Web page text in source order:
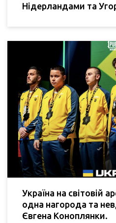
Нідерландами та
Україна на світовій
одна нагорода та
Євгена Коноплянки.